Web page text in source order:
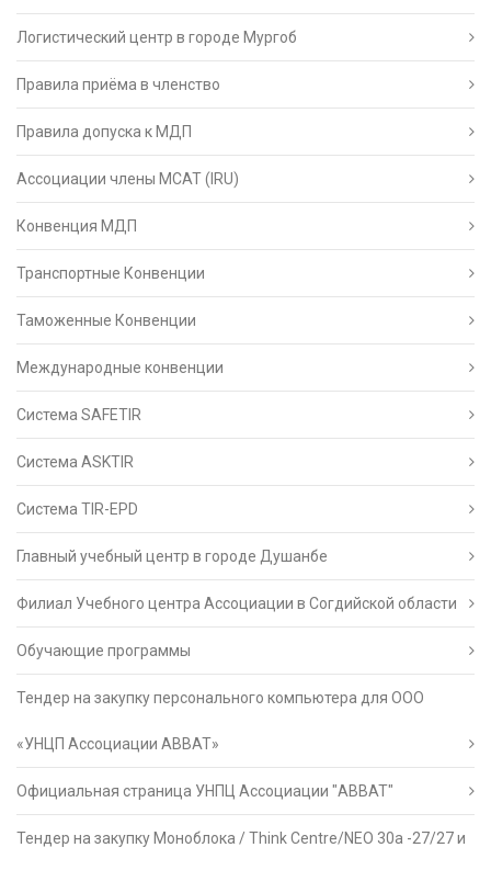
Логистический центр в городе Мургоб
Правила приёма в членство
Правила допуска к МДП
Ассоциации члены МСАТ (IRU)
Конвенция МДП
Транспортные Конвенции
Таможенные Конвенции
Международные конвенции
Система SAFETIR
Система ASKTIR
Система TIR-EPD
Главный учебный центр в городе Душанбе
Филиал Учебного центра Ассоциации в Согдийской области
Обучающие программы
Тендер на закупку персонального компьютера для ООО
«УНЦП Ассоциации АВВАТ»
Официальная страница УНПЦ Ассоциации "АВВАТ"
Тендер на закупку Моноблока / Think Centre/NEO 30a -27/27 и